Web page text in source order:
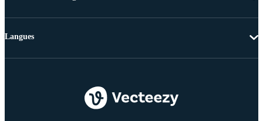
Langues